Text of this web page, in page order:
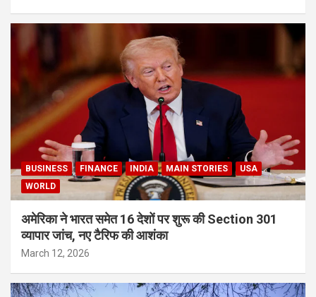
BUSINESS FINANCE INDIA MAIN STORIES
USA
WORLD
अमेरिका ने भारत समेत 16 देशों पर शुरू की Section 301
व्यापार जांच, नए टैरिफ की आशंका
March 12, 2026